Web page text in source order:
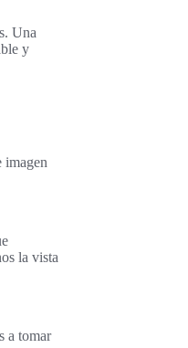
Una
y
imagen
la vista
a tomar